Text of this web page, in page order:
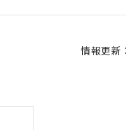
情報更